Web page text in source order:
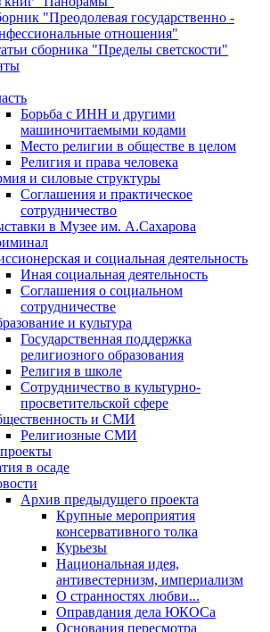
"Преодолевая государственно -
отношения"
сборника "Пределы светскости"
Борьба с ИНН и другими
машиночитаемыми кодами
Место религии в обществе в целом
Религия и права человека
и силовые структуры
Соглашения и практическое
сотрудничество
в Музее им. А.Сахарова
и социальная деятельность
Иная социальная деятельность
Соглашения о социальном
сотрудничестве
и культура
Государственная поддержка
религиозного образования
Религия в школе
Сотрудничество в культурно-
просветительской сфере
и СМИ
Религиозные СМИ
в осаде
Архив предыдущего проекта
Крупные мероприятия
консервативного толка
Курьезы
Национальная идея,
антивестернизм, империализм
О странностях любви...
Оправдания дела ЮКОСа
Основания пересмотра